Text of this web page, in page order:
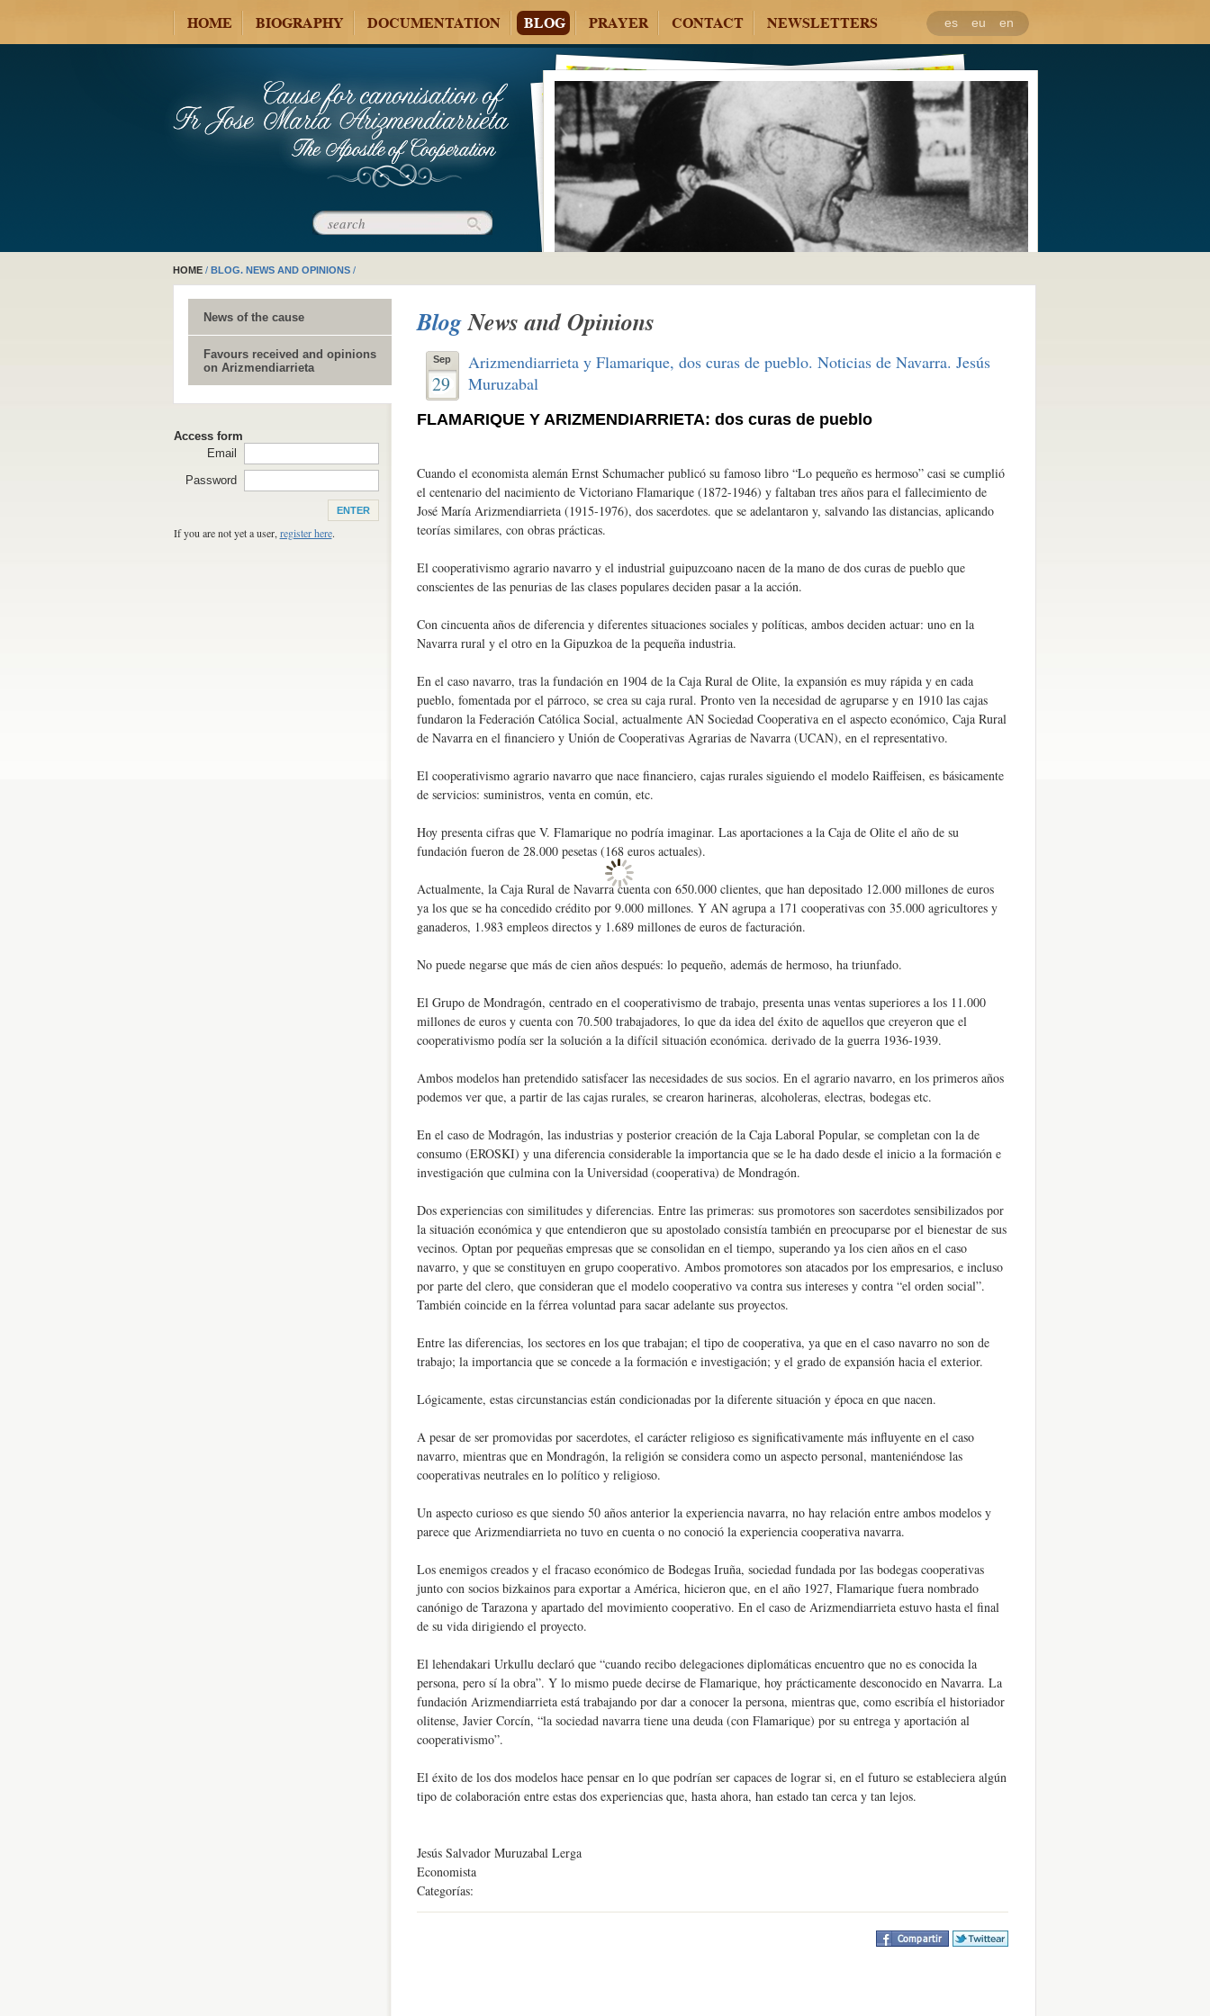
HOME BIOGRAPHY DOCUMENTATION BLOG PRAYER CONTACT NEWSLETTERS es eu en
HOME/ BLOG. NEWS AND OPINIONS/
News of the cause
Favours received and opinions
on Arizmendiarrieta
Access form
Email
Password
If you are not yet a user, register here.
BlogNews and Opinions
Sep
29
Arizmendiarrieta y Flamarique, dos curas de pueblo. Noticias de Navarra. Jesús
Muruzabal
FLAMARIQUE Y ARIZMENDIARRIETA: dos curas de pueblo
Cuando el economista alemán Ernst Schumacher publicó su famoso libro “Lo pequeño es hermoso” casi se cumplió
el centenario del nacimiento de Victoriano Flamarique (1872-1946) y faltaban tres años para el fallecimiento de
José María Arizmendiarrieta (1915-1976), dos sacerdotes. que se adelantaron y, salvando las distancias, aplicando
teorías similares, con obras prácticas.
El cooperativismo agrario navarro y el industrial guipuzcoano nacen de la mano de dos curas de pueblo que
conscientes de las penurias de las clases populares deciden pasar a la acción.
Con cincuenta años de diferencia y diferentes situaciones sociales y políticas, ambos deciden actuar: uno en la
Navarra rural y el otro en la Gipuzkoa de la pequeña industria.
En el caso navarro, tras la fundación en 1904 de la Caja Rural de Olite, la expansión es muy rápida y en cada
pueblo, fomentada por el párroco, se crea su caja rural. Pronto ven la necesidad de agruparse y en 1910 las cajas
fundaron la Federación Católica Social, actualmente AN Sociedad Cooperativa en el aspecto económico, Caja Rural
de Navarra en el financiero y Unión de Cooperativas Agrarias de Navarra (UCAN), en el representativo.
El cooperativismo agrario navarro que nace financiero, cajas rurales siguiendo el modelo Raiffeisen, es básicamente
de servicios: suministros, venta en común, etc.
Hoy presenta cifras que V. Flamarique no podría imaginar. Las aportaciones a la Caja de Olite el año de su
fundación fueron de 28.000 pesetas (168 euros actuales).
Actualmente, la Caja Rural de Navarra cuenta con 650.000 clientes, que han depositado 12.000 millones de euros
ya los que se ha concedido crédito por 9.000 millones. Y AN agrupa a 171 cooperativas con 35.000 agricultores y
ganaderos, 1.983 empleos directos y 1.689 millones de euros de facturación.
No puede negarse que más de cien años después: lo pequeño, además de hermoso, ha triunfado.
El Grupo de Mondragón, centrado en el cooperativismo de trabajo, presenta unas ventas superiores a los 11.000
millones de euros y cuenta con 70.500 trabajadores, lo que da idea del éxito de aquellos que creyeron que el
cooperativismo podía ser la solución a la difícil situación económica. derivado de la guerra 1936-1939.
Ambos modelos han pretendido satisfacer las necesidades de sus socios. En el agrario navarro, en los primeros años
podemos ver que, a partir de las cajas rurales, se crearon harineras, alcoholeras, electras, bodegas etc.
En el caso de Modragón, las industrias y posterior creación de la Caja Laboral Popular, se completan con la de
consumo (EROSKI) y una diferencia considerable la importancia que se le ha dado desde el inicio a la formación e
investigación que culmina con la Universidad (cooperativa) de Mondragón.
Dos experiencias con similitudes y diferencias. Entre las primeras: sus promotores son sacerdotes sensibilizados por
la situación económica y que entendieron que su apostolado consistía también en preocuparse por el bienestar de sus
vecinos. Optan por pequeñas empresas que se consolidan en el tiempo, superando ya los cien años en el caso
navarro, y que se constituyen en grupo cooperativo. Ambos promotores son atacados por los empresarios, e incluso
por parte del clero, que consideran que el modelo cooperativo va contra sus intereses y contra “el orden social”.
También coincide en la férrea voluntad para sacar adelante sus proyectos.
Entre las diferencias, los sectores en los que trabajan; el tipo de cooperativa, ya que en el caso navarro no son de
trabajo; la importancia que se concede a la formación e investigación; y el grado de expansión hacia el exterior.
Lógicamente, estas circunstancias están condicionadas por la diferente situación y época en que nacen.
A pesar de ser promovidas por sacerdotes, el carácter religioso es significativamente más influyente en el caso
navarro, mientras que en Mondragón, la religión se considera como un aspecto personal, manteniéndose las
cooperativas neutrales en lo político y religioso.
Un aspecto curioso es que siendo 50 años anterior la experiencia navarra, no hay relación entre ambos modelos y
parece que Arizmendiarrieta no tuvo en cuenta o no conoció la experiencia cooperativa navarra.
Los enemigos creados y el fracaso económico de Bodegas Iruña, sociedad fundada por las bodegas cooperativas
junto con socios bizkainos para exportar a América, hicieron que, en el año 1927, Flamarique fuera nombrado
canónigo de Tarazona y apartado del movimiento cooperativo. En el caso de Arizmendiarrieta estuvo hasta el final
de su vida dirigiendo el proyecto.
El lehendakari Urkullu declaró que “cuando recibo delegaciones diplomáticas encuentro que no es conocida la
persona, pero sí la obra”. Y lo mismo puede decirse de Flamarique, hoy prácticamente desconocido en Navarra. La
fundación Arizmendiarrieta está trabajando por dar a conocer la persona, mientras que, como escribía el historiador
olitense, Javier Corcín, “la sociedad navarra tiene una deuda (con Flamarique) por su entrega y aportación al
cooperativismo”.
El éxito de los dos modelos hace pensar en lo que podrían ser capaces de lograr si, en el futuro se estableciera algún
tipo de colaboración entre estas dos experiencias que, hasta ahora, han estado tan cerca y tan lejos.
Jesús Salvador Muruzabal Lerga
Economista
Categorías: